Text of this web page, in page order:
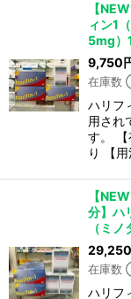
【
ィン1
5mg）
9,750
在庫
ハリフ
用され
す。
り 【
【
分】ハ
（ミ
29,250
在庫
ハリフ